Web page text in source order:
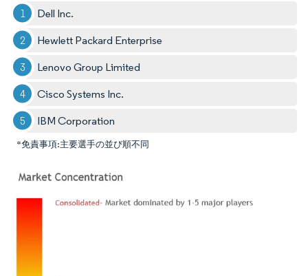
Dell Inc.
Hewlett Packard Enterprise
Lenovo Group Limited
Cisco Systems Inc.
IBM Corporation
*免責事項:主要選手の並び順不同